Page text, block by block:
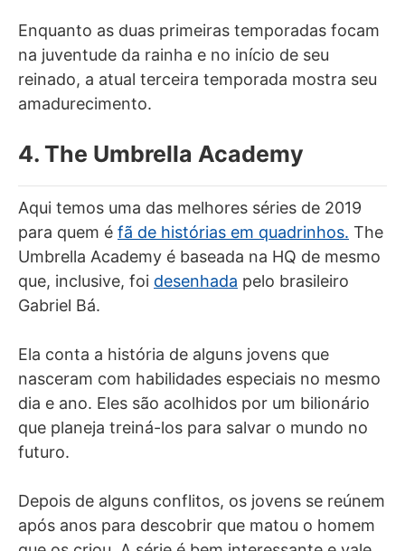
Enquanto as duas primeiras temporadas focam
na juventude da rainha e no início de seu
reinado, a atual terceira temporada mostra seu
amadurecimento.
4. The Umbrella Academy
Aqui temos uma das melhores séries de 2019
para quem é fã de histórias em quadrinhos. The
Umbrella Academy é baseada na HQ de mesmo
que, inclusive, foi desenhada pelo brasileiro
Gabriel Bá.
Ela conta a história de alguns jovens que
nasceram com habilidades especiais no mesmo
dia e ano. Eles são acolhidos por um bilionário
que planeja treiná-los para salvar o mundo no
futuro.
Depois de alguns conflitos, os jovens se reúnem
após anos para descobrir que matou o homem